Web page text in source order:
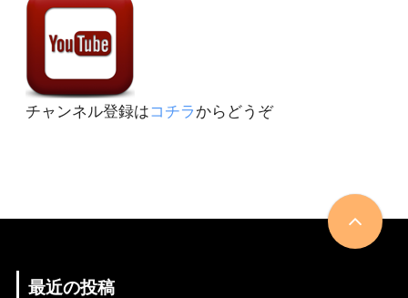
チャンネル登録はコチラ からどうぞ
最近の投稿